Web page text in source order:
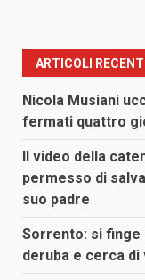
ARTICOLI RECENTI
Nicola Musiani
fermati quattro
Il video della
permesso di
suo padre
Sorrento: si finge
deruba e cerca